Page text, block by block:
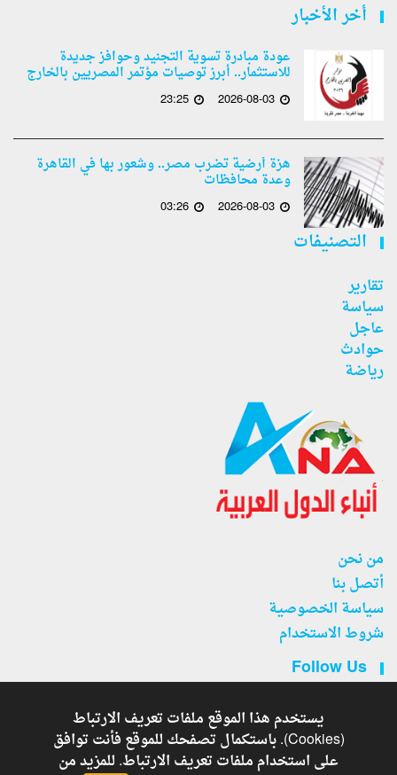
أخر الأخبار
عودة مبادرة تسوية التجنيد وحوافز جديدة
للاستثمار.. أبرز توصيات مؤتمر المصريين بالخارج
2026-08-03
23:25
هزة أرضية تضرب مصر.. وشعور بها في القاهرة
وعدة محافظات
2026-08-03
03:26
التصنيفات
تقارير
سياسة
عاجل
حوادث
رياضة
من نحن
أتصل بنا
سياسة الخصوصية
شروط الاستخدام
Follow Us
Copyright © 2026 جريدة أنباء الدول العربية . - Developed By
يستخدم هذا الموقع ملفات تعريف الارتباط
(Cookies). باستكمال تصفحك للموقع فأنت توافق
على استخدام ملفات تعريف الارتباط. للمزيد من